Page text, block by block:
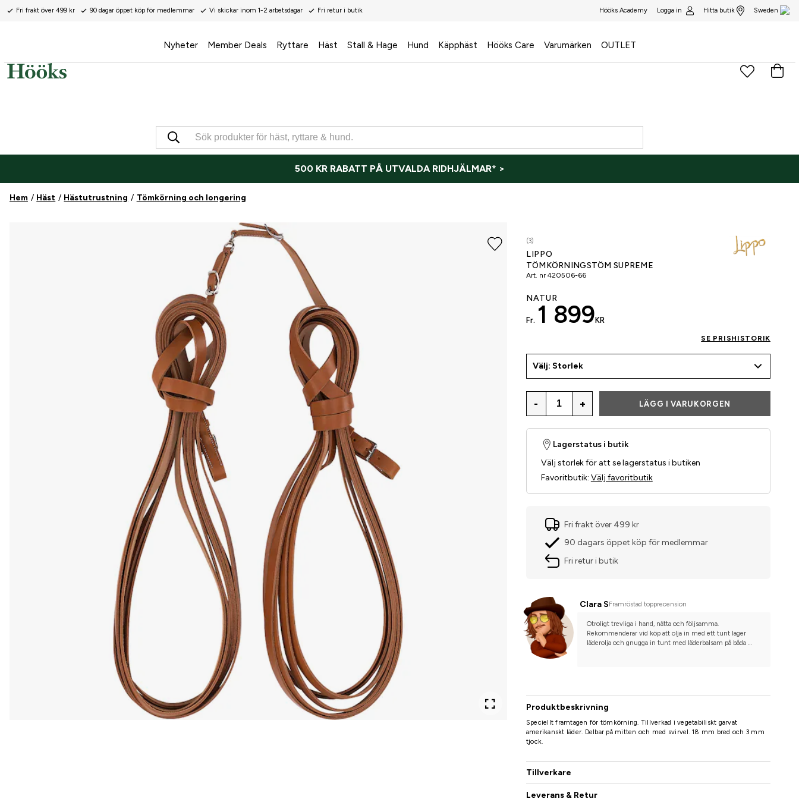
Fri frakt över 499 kr 90 dagar öppet köp för medlemmar Vi skickar inom 1-2 arbetsdagar Fri retur i butik Hööks Academy Logga in Hitta butik Sweden
Nyheter Member Deals Ryttare Häst Stall & Hage Hund Käpphäst Hööks Care Varumärken OUTLET
500 KR RABATT PÅ UTVALDA RIDHJÄLMAR* >
Hem Häst Hästutrustning Tömkörning och longering
(3)
LIPPO
TÖMKÖRNINGSTÖM SUPREME
Art. nr 420506-66
NATUR
Fr. 1 899 KR
SE PRISHISTORIK
Välj: Storlek
- + LÄGG I VARUKORGEN
Lagerstatus i butik
Välj storlek för att se lagerstatus i butiken
Favoritbutik: Välj favoritbutik
Fri frakt över 499 kr
90 dagars öppet köp för medlemmar
Fri retur i butik
Clara SFramröstad topprecension
Otroligt trevliga i hand, nätta och följsamma.
Rekommenderar vid köp att olja in med ett tunt lager
läderolja och gnugga in tunt med läderbalsam på båda
och spänne för valmöjlighet.
Produktbeskrivning
Speciellt framtagen för tömkörning. Tillverkad i vegetabiliskt garvat
amerikanskt läder. Delbar på mitten och med svirvel. 18 mm bred och 3 mm
tjock.
Tillverkare
Leverans & Retur